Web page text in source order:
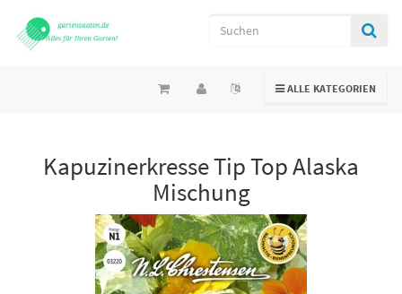
TOGGLE NAVIGATION
ALLE KATEGORIEN
Kapuzinerkresse Tip Top Alaska
Mischung